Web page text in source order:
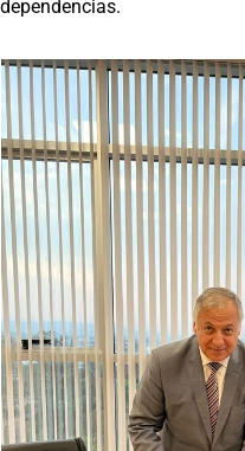
dependencias.